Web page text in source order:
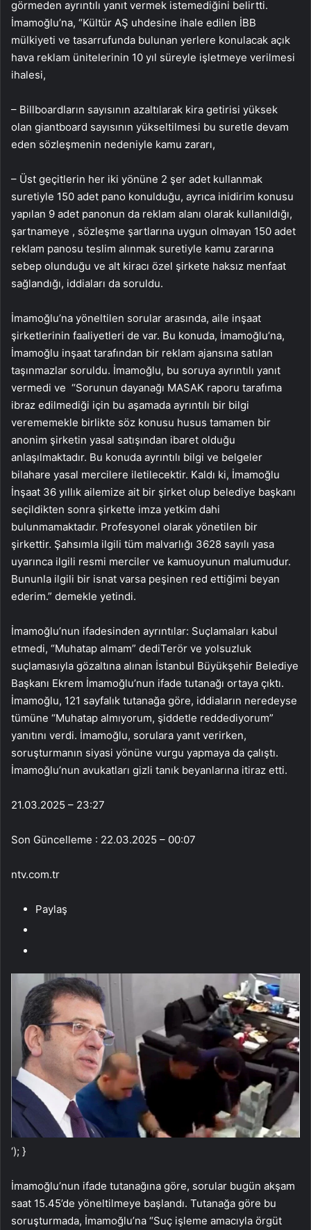
görmeden ayrıntılı yanıt vermek istemediğini belirtti.
İmamoğlu’na, “Kültür AŞ uhdesine ihale edilen İBB
mülkiyeti ve tasarrufunda bulunan yerlere konulacak açık
hava reklam ünitelerinin 10 yıl süreyle işletmeye verilmesi
ihalesi,
– Billboardların sayısının azaltılarak kira getirisi yüksek
olan giantboard sayısının yükseltilmesi bu suretle devam
eden sözleşmenin nedeniyle kamu zararı,
– Üst geçitlerin her iki yönüne 2 şer adet kullanmak
suretiyle 150 adet pano konulduğu, ayrıca inidirim konusu
yapılan 9 adet panonun da reklam alanı olarak kullanıldığı,
şartnameye , sözleşme şartlarına uygun olmayan 150 adet
reklam panosu teslim alınmak suretiyle kamu zararına
sebep olunduğu ve alt kiracı özel şirkete haksız menfaat
sağlandığı, iddiaları da soruldu.
İmamoğlu’na yöneltilen sorular arasında, aile inşaat
şirketlerinin faaliyetleri de var. Bu konuda, İmamoğlu’na,
İmamoğlu inşaat tarafından bir reklam ajansına satılan
taşınmazlar soruldu. İmamoğlu, bu soruya ayrıntılı yanıt
vermedi ve “Sorunun dayanağı MASAK raporu tarafıma
ibraz edilmediği için bu aşamada ayrıntılı bir bilgi
verememekle birlikte söz konusu husus tamamen bir
anonim şirketin yasal satışından ibaret olduğu
anlaşılmaktadır. Bu konuda ayrıntılı bilgi ve belgeler
bilahare yasal mercilere iletilecektir. Kaldı ki, İmamoğlu
İnşaat 36 yıllık ailemize ait bir şirket olup belediye başkanı
seçildikten sonra şirkette imza yetkim dahi
bulunmamaktadır. Profesyonel olarak yönetilen bir
şirkettir. Şahsımla ilgili tüm malvarlığı 3628 sayılı yasa
uyarınca ilgili resmi merciler ve kamuoyunun malumudur.
Bununla ilgili bir isnat varsa peşinen red ettiğimi beyan
ederim.” demekle yetindi.
İmamoğlu’nun ifadesinden ayrıntılar: Suçlamaları kabul
etmedi, “Muhatap almam” dediTerör ve yolsuzluk
suçlamasıyla gözaltına alınan İstanbul Büyükşehir Belediye
Başkanı Ekrem İmamoğlu’nun ifade tutanağı ortaya çıktı.
İmamoğlu, 121 sayfalık tutanağa göre, iddiaların neredeyse
tümüne “Muhatap almıyorum, şiddetle reddediyorum”
yanıtını verdi. İmamoğlu, sorulara yanıt verirken,
soruşturmanın siyasi yönüne vurgu yapmaya da çalıştı.
İmamoğlu’nun avukatları gizli tanık beyanlarına itiraz etti.
21.03.2025 – 23:27
Son Güncelleme : 22.03.2025 – 00:07
ntv.com.tr
Paylaş
‘); }
İmamoğlu’nun ifade tutanağına göre, sorular bugün akşam
saat 15.45’de yöneltilmeye başlandı. Tutanağa göre bu
soruşturmada, İmamoğlu’na “Suç işleme amacıyla örgüt